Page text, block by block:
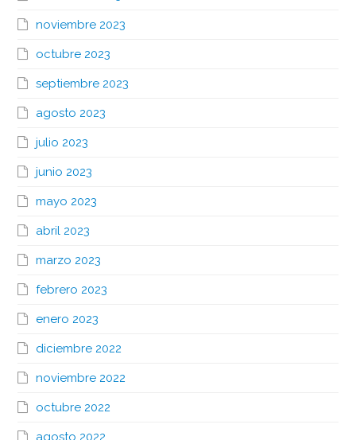
noviembre 2023
octubre 2023
septiembre 2023
agosto 2023
julio 2023
junio 2023
mayo 2023
abril 2023
marzo 2023
febrero 2023
enero 2023
diciembre 2022
noviembre 2022
octubre 2022
agosto 2022